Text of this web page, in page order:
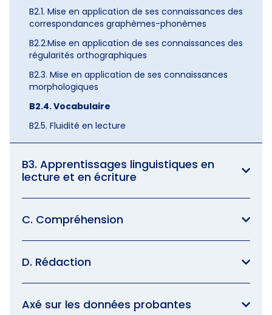
B2.1. Mise en application de ses connaissances des
correspondances graphèmes-phonèmes
B2.2.Mise en application de ses connaissances des
régularités orthographiques
B2.3. Mise en application de ses connaissances
morphologiques
B2.4. Vocabulaire
B2.5. Fluidité en lecture
B3. Apprentissages linguistiques en
lecture et en écriture
C. Compréhension
D. Rédaction
Axé sur les données probantes